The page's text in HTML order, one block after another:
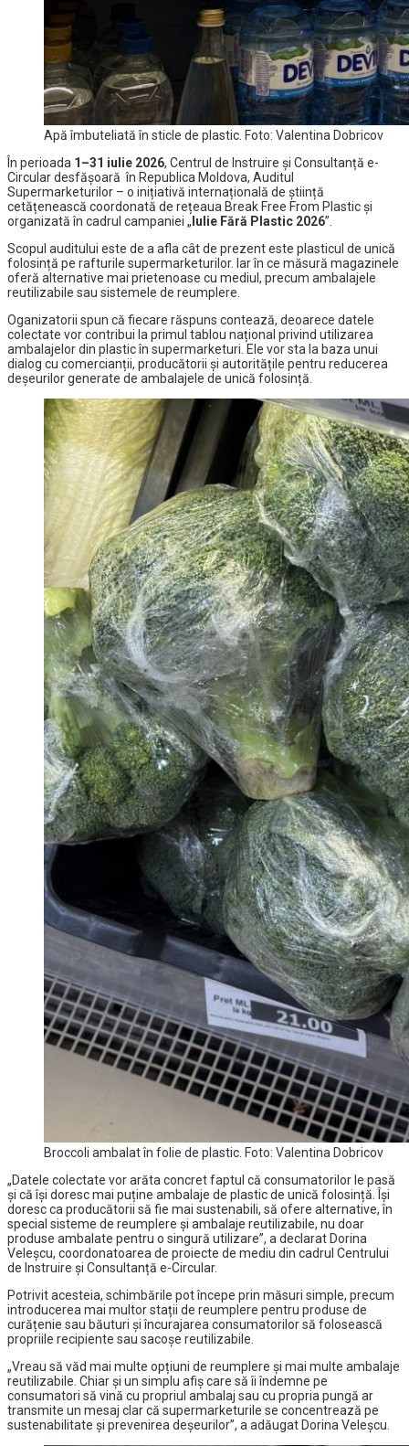
Apă îmbuteliată în sticle de plastic. Foto: Valentina Dobricov
În perioada 1–31 iulie 2026, Centrul de Instruire și Consultanță e-
Circular desfășoară în Republica Moldova, Auditul
Supermarketurilor – o inițiativă internațională de știință
cetățenească coordonată de rețeaua Break Free From Plastic și
organizată în cadrul campaniei „ Iulie Fără Plastic 2026”.
Scopul auditului este de a afla cât de prezent este plasticul de unică
folosință pe rafturile supermarketurilor. Iar în ce măsură magazinele
oferă alternative mai prietenoase cu mediul, precum ambalajele
reutilizabile sau sistemele de reumplere.
Oganizatorii spun că fiecare răspuns contează, deoarece datele
colectate vor contribui la primul tablou național privind utilizarea
ambalajelor din plastic în supermarketuri. Ele vor sta la baza unui
dialog cu comercianții, producătorii și autoritățile pentru reducerea
deșeurilor generate de ambalajele de unică folosință.
Broccoli ambalat în folie de plastic. Foto: Valentina Dobricov
„Datele colectate vor arăta concret faptul că consumatorilor le pasă
și că își doresc mai puține ambalaje de plastic de unică folosință. Își
doresc ca producătorii să fie mai sustenabili, să ofere alternative, în
special sisteme de reumplere și ambalaje reutilizabile, nu doar
produse ambalate pentru o singură utilizare”, a declarat Dorina
Veleșcu, coordonatoarea de proiecte de mediu din cadrul Centrului
de Instruire și Consultanță e-Circular.
Potrivit acesteia, schimbările pot începe prin măsuri simple, precum
introducerea mai multor stații de reumplere pentru produse de
curățenie sau băuturi și încurajarea consumatorilor să folosească
propriile recipiente sau sacoșe reutilizabile.
„Vreau să văd mai multe opțiuni de reumplere și mai multe ambalaje
reutilizabile. Chiar și un simplu afiș care să îi îndemne pe
consumatori să vină cu propriul ambalaj sau cu propria pungă ar
transmite un mesaj clar că supermarketurile se concentrează pe
sustenabilitate și prevenirea deșeurilor”, a adăugat Dorina Veleșcu.